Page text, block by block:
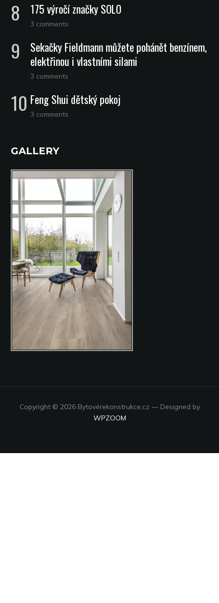
175 výročí značky SOLO
3 comments
Sekačky Fieldmann můžete pohánět benzínem,
elektřinou i vlastními silami
3 comments
Feng Shui dětský pokoj
3 comments
GALLERY
Copyright © 2026 Bytovérekonstrukce.cz — Designed by
WPZOOM